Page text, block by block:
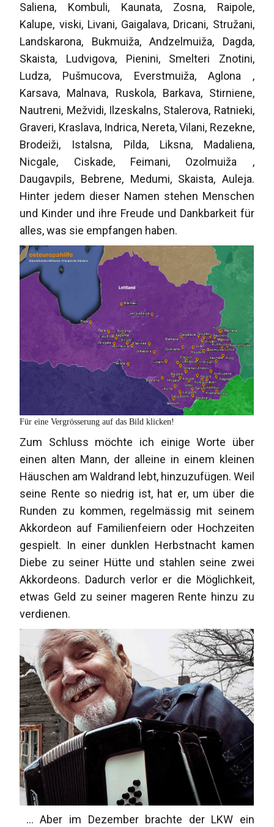
Saliena, Kombuli, Kaunata, Zosna, Raipole,
Kalupe, viski, Livani, Gaigalava, Dricani, Stružani,
Landskarona, Bukmuiža, Andzelmuiža, Dagda,
Skaista, Ludvigova, Pienini, Smelteri Znotini,
Ludza, Pušmucova, Everstmuiža, Aglona ,
Karsava, Malnava, Ruskola, Barkava, Stirniene,
Nautreni, Mežvidi, Ilzeskalns, Stalerova, Ratnieki,
Graveri, Kraslava, Indrica, Nereta, Vilani, Rezekne,
Brodeiži, Istalsna, Pilda, Liksna, Madaliena,
Nicgale, Ciskade, Feimani, Ozolmuiža ,
Daugavpils, Bebrene, Medumi, Skaista, Auleja.
Hinter jedem dieser Namen stehen Menschen
und Kinder und ihre Freude und Dankbarkeit für
alles, was sie empfangen haben.
Für eine Vergrösserung auf das Bild klicken!
Zum Schluss möchte ich einige Worte über
einen alten Mann, der alleine in einem kleinen
Häuschen am Waldrand lebt, hinzuzufügen. Weil
seine Rente so niedrig ist, hat er, um über die
Runden zu kommen, regelmässig mit seinem
Akkordeon auf Familienfeiern oder Hochzeiten
gespielt. In einer dunklen Herbstnacht kamen
Diebe zu seiner Hütte und stahlen seine zwei
Akkordeons. Dadurch verlor er die Möglichkeit,
etwas Geld zu seiner mageren Rente hinzu zu
verdienen.
... Aber im Dezember brachte der LKW ein